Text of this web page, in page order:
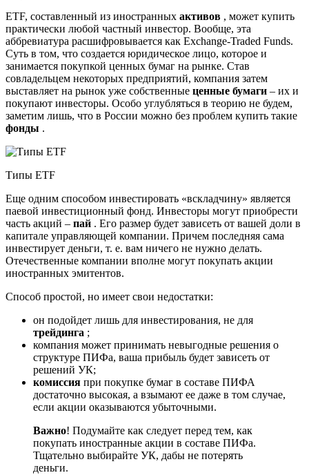
ETF, составленный из иностранных активов , может купить
практически любой частный инвестор. Вообще, эта
аббревиатура расшифровывается как Exchange-Traded Funds.
Суть в том, что создается юридическое лицо, которое и
занимается покупкой ценных бумаг на рынке. Став
совладельцем некоторых предприятий, компания затем
выставляет на рынок уже собственные ценные бумаги – их и
покупают инвесторы. Особо углубляться в теорию не будем,
заметим лишь, что в России можно без проблем купить такие
фонды .
Типы ETF
Еще одним способом инвестировать «вскладчину» является
паевой инвестиционный фонд. Инвесторы могут приобрести
часть акций – пай . Его размер будет зависеть от вашей доли в
капитале управляющей компании. Причем последняя сама
инвестирует деньги, т. е. вам ничего не нужно делать.
Отечественные компании вполне могут покупать акции
иностранных эмитентов.
Способ простой, но имеет свои недостатки:
он подойдет лишь для инвестирования, не для
трейдинга ;
компания может принимать невыгодные решения о
структуре ПИФа, ваша прибыль будет зависеть от
решений УК;
комиссия при покупке бумаг в составе ПИФА
достаточно высокая, а взымают ее даже в том случае,
если акции оказываются убыточными.
Важно! Подумайте как следует перед тем, как
покупать иностранные акции в составе ПИФа.
Тщательно выбирайте УК, дабы не потерять
деньги.